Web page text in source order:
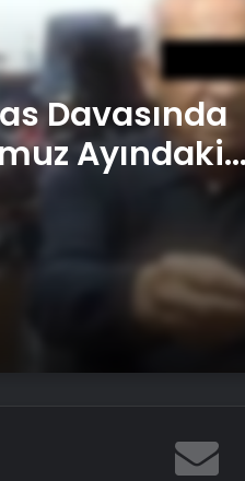
Davasında
Ayındaki